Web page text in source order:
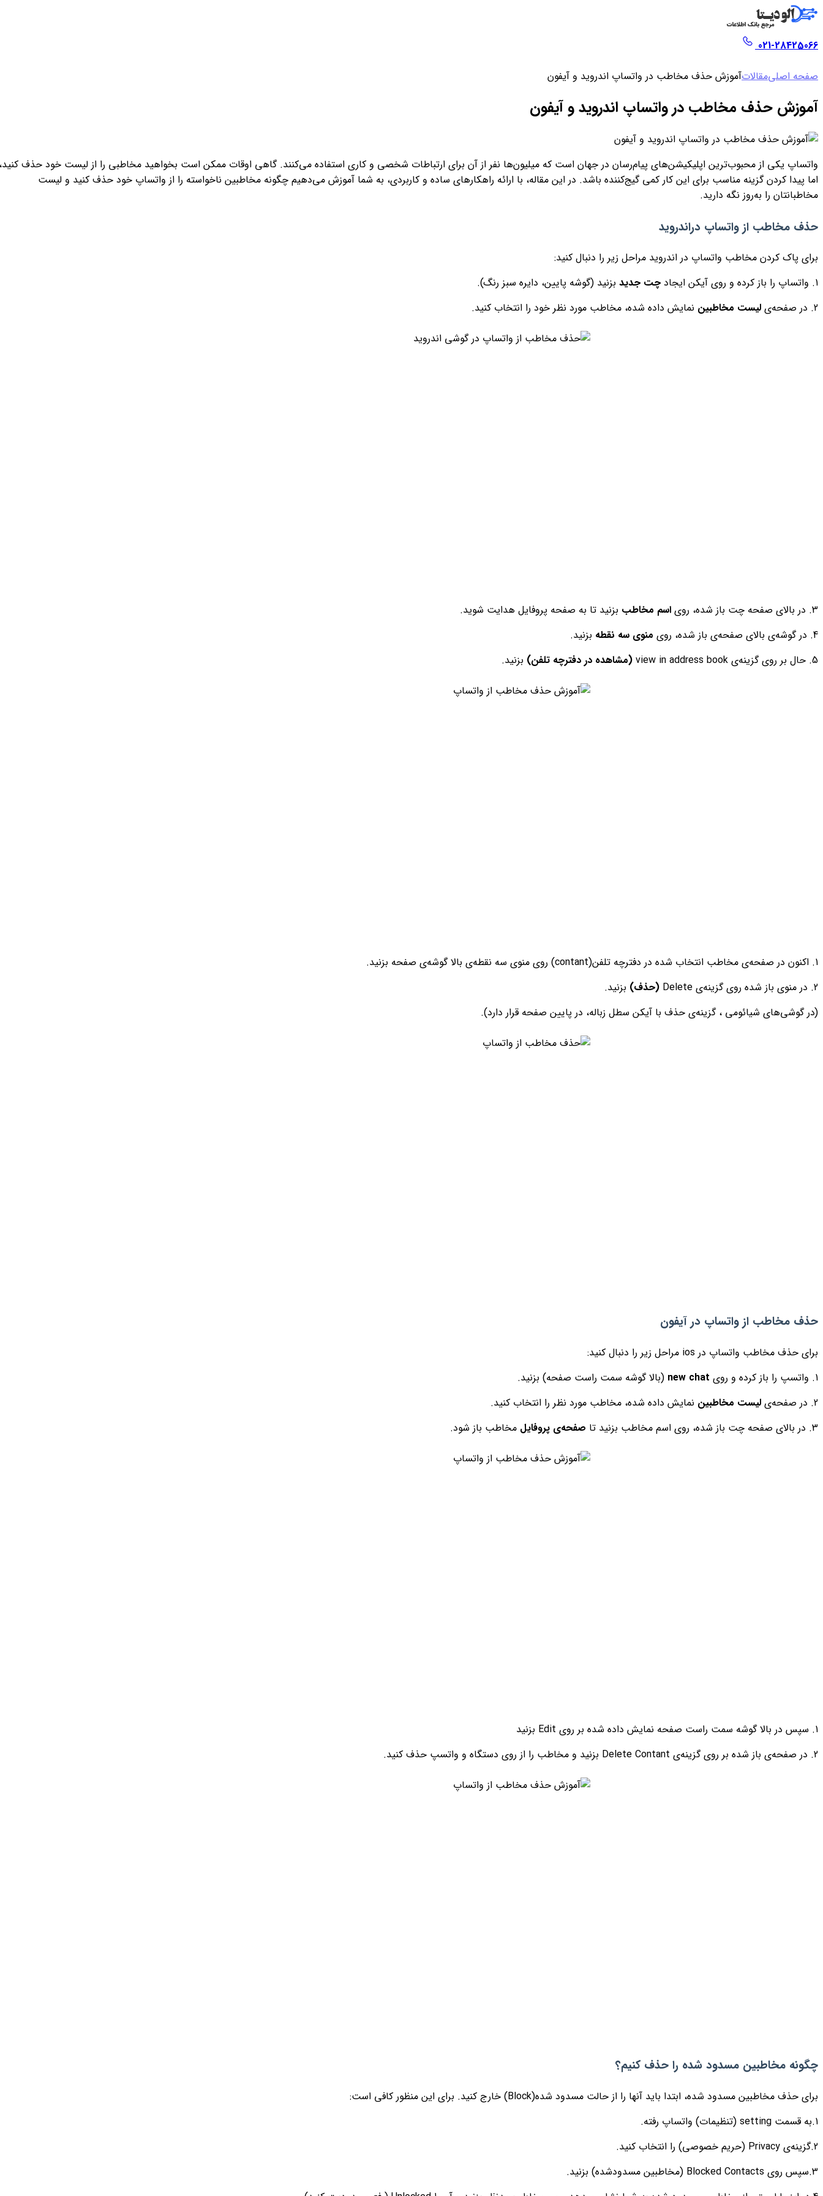
021-28425066
صفحه اصلیمقالاتآموزش حذف مخاطب در واتساپ اندروید و آیفون
آموزش حذف مخاطب در واتساپ اندروید و آیفون
واتساپ یکی از محبوب‌ترین اپلیکیشن‌های پیام‌رسان در جهان است که میلیون‌ها نفر از آن برای ارتباطات شخصی و کاری استفاده می‌کنند. گاهی اوقات ممکن است بخواهید مخاطبی را از لیست خود حذف
اما پیدا کردن گزینه مناسب برای این کار کمی گیج‌کننده باشد. در این مقاله، با ارائه راهکارهای ساده و کاربردی، به شما آموزش می‌دهیم چگونه مخاطبین ناخواسته را از واتساپ خود حذف کنید و لیست
مخاطبانتان را به‌روز نگه دارید.
حذف مخاطب از واتساپ دراندروید
برای پاک کردن مخاطب واتساپ در اندروید مراحل زیر را دنبال کنید:
1. واتساپ را باز کرده و روی آیکن ایجاد
چت جدید بزنید (گوشه پایین، دایره سبز رنگ).
2. در صفحه‌ی
لیست مخاطبین نمایش داده شده، مخاطب مورد نظر خود را انتخاب کنید.
3. در بالای صفحه چت باز شده، روی اسم مخاطب بزنید تا به صفحه پروفایل هدایت شوید.
4. در گوشه‌ی بالای صفحه‌ی باز شده، روی
منوی سه نقطه بزنید.
5. حال بر روی گزینه‌ی view in address book
(مشاهده در دفترچه تلفن) بزنید.
1. اکنون در صفحه‌ی مخاطب انتخاب شده در دفترچه تلفن(contant) روی منوی سه نقطه‌ی بالا گوشه‌ی صفحه بزنید.
2. در منوی باز شده روی گزینه‌ی Delete
(حذف) بزنید.
(در گوشی‌های شیائومی ، گزینه‌ی حذف با آیکن سطل زباله، در پایین صفحه قرار دارد).
حذف مخاطب از واتساپ در آیفون
برای حذف مخاطب واتساپ در ios مراحل زیر را دنبال کنید:
1. واتسپ را باز کرده و روی
new chat (بالا گوشه سمت راست صفحه) بزنید.
2. در صفحه‌ی
لیست مخاطبین نمایش داده شده، مخاطب مورد نظر را انتخاب کنید.
3. در بالای صفحه‌ چت باز شده، روی اسم مخاطب بزنید تا
صفحه‌ی پروفایل مخاطب باز شود.
1. سپس در بالا گوشه سمت راست صفحه نمایش داده شده بر روی Edit بزنید
2. در صفحه‌ی باز شده بر روی گزینه‌ی Delete Contant بزنید و مخاطب را از روی دستگاه و واتسپ حذف کنید.
چگونه مخاطبین مسدود شده را حذف کنیم؟
برای حذف مخاطبین مسدود شده، ابتدا باید آنها را از حالت مسدود شده(Block) خارج کنید. برای این منظور کافی است:
1.به قسمت setting (تنظیمات) واتساپ رفته.
2.گزینه‌ی Privacy (حریم خصوصی) را انتخاب کنید.
3.سپس روی Blocked Contacts (مخاطبین مسدودشده) بزنید.